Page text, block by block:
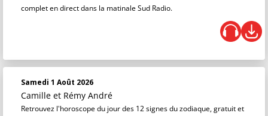
complet en direct dans la matinale Sud Radio.
Samedi 1 Août 2026
Camille et Rémy André
Retrouvez l'horoscope du jour des 12 signes du zodiaque, gratuit et